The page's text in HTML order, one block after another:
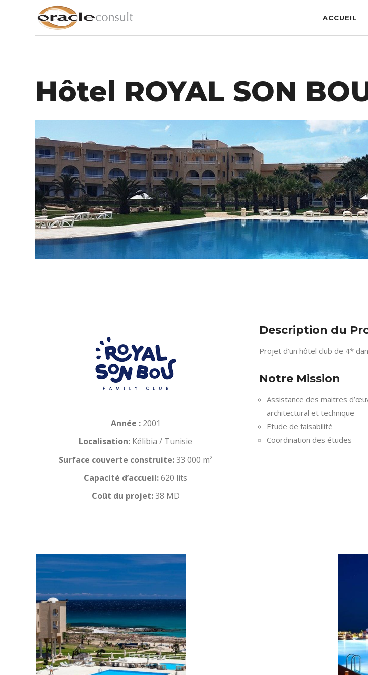
ACCUEIL
Hôtel ROYAL SON
Année :2001
Localisation: Kélibia / Tunisie
Surface couverte construite:33 000 m²
Capacité d’accueil:620 lits
Coût du projet:38 MD
Description du
Projet d’un hôtel club de 4*
Notre Mission
Assistance des maitres
architectural et technique
Etude de faisabilité
Coordination des études